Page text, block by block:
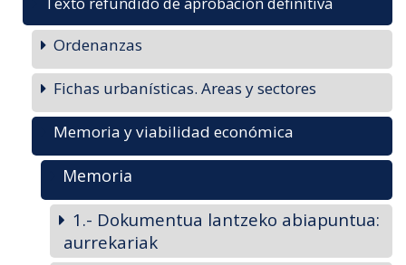
Ordenanzas
Fichas urbanísticas. Areas y sectores
Memoria y viabilidad económica
Memoria
1.- Dokumentua lantzeko abiapuntua:
aurrekariak